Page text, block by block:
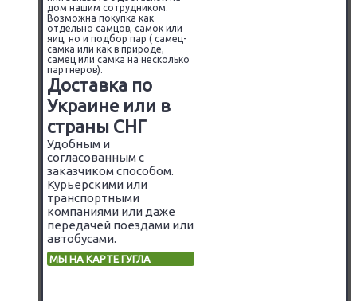
дом нашим сотрудником.
Возможна покупка как
отдельно самцов, самок или
яиц, но и подбор пар ( самец-
самка или как в природе,
самец или самка на несколько
партнеров).
Доставка по
Украине или в
страны СНГ
Удобным и
согласованным с
заказчиком способом.
Курьерскими или
транспортными
компаниями или даже
передачей поездами или
автобусами.
МЫ НА КАРТЕ ГУГЛА